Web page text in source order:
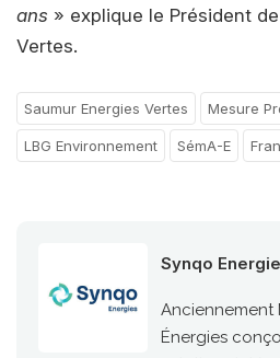
ans » explique le Président
Vertes.
Saumur Energies Vertes Mesure
LBG Environnement SémA-E
Synqo
Anciennement
Énergies